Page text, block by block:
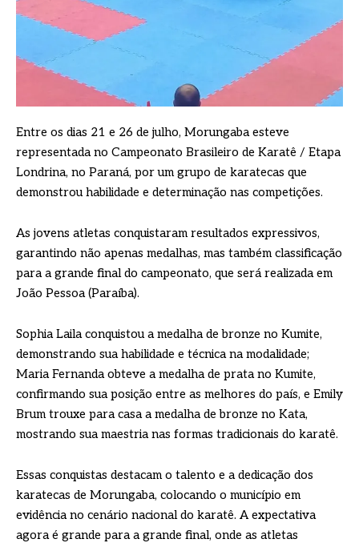
Entre os dias 21 e 26 de julho, Morungaba esteve
representada no Campeonato Brasileiro de Karatê / Etapa
Londrina, no Paraná, por um grupo de karatecas que
demonstrou habilidade e determinação nas competições.
As jovens atletas conquistaram resultados expressivos,
garantindo não apenas medalhas, mas também classificação
para a grande final do campeonato, que será realizada em
João Pessoa (Paraíba).
Sophia Laila conquistou a medalha de bronze no Kumite,
demonstrando sua habilidade e técnica na modalidade;
Maria Fernanda obteve a medalha de prata no Kumite,
confirmando sua posição entre as melhores do país, e Emily
Brum trouxe para casa a medalha de bronze no Kata,
mostrando sua maestria nas formas tradicionais do karatê.
Essas conquistas destacam o talento e a dedicação dos
karatecas de Morungaba, colocando o município em
evidência no cenário nacional do karatê. A expectativa
agora é grande para a grande final, onde as atletas